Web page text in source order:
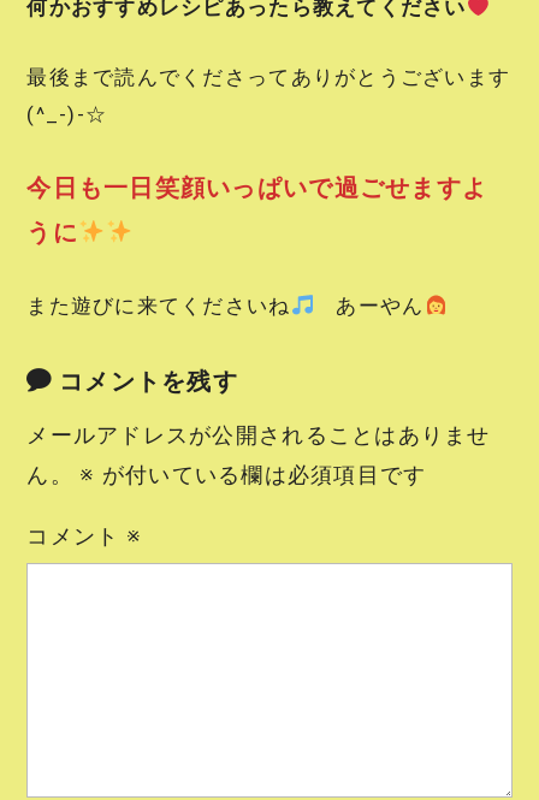
何かおすすめレシピあったら教えてください
最後まで読んでくださってありがとうございます
(^_-)-☆
今日も一日笑顔いっぱいで過ごせますよ
うに
また遊びに来てくださいね あーやん
コメントを残す
メールアドレスが公開されることはありませ
ん。
※ が付いている欄は必須項目です
コメント ※